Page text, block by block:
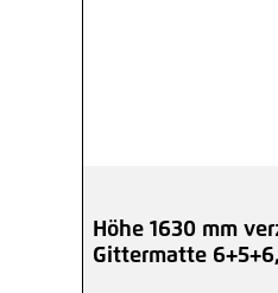
Höhe 1630 mm
Gittermatte